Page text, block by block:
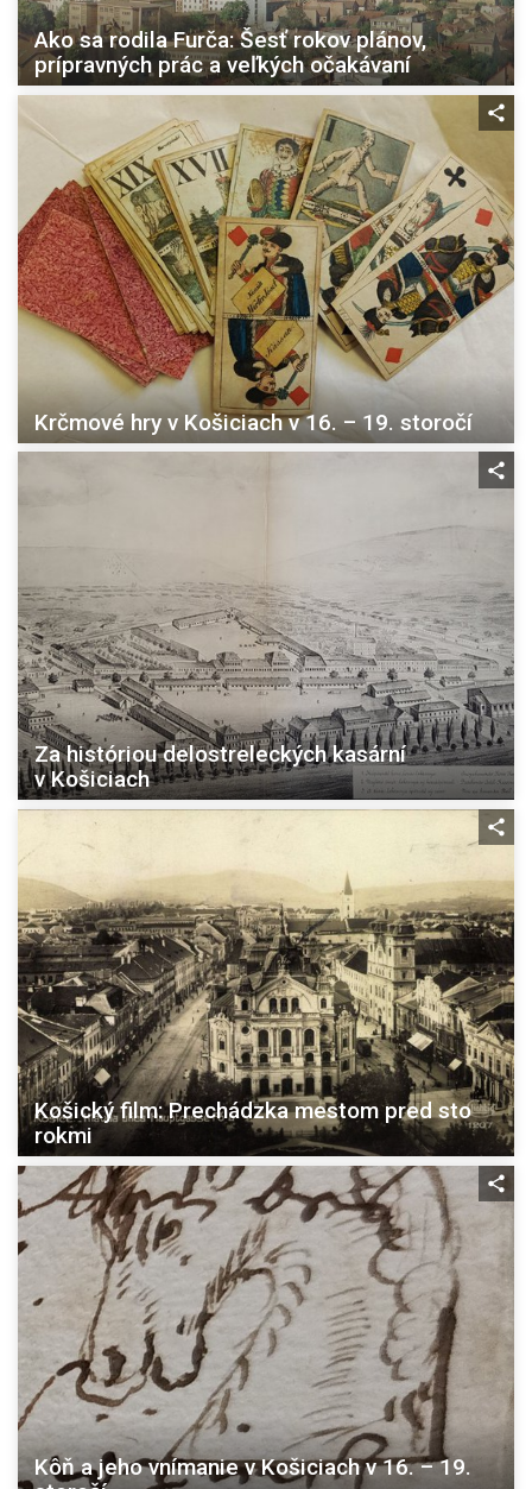
Ako sa rodila Furča: Šesť rokov plánov,
prípravných prác a veľkých očakávaní
Krčmové hry v Košiciach v 16. – 19. storočí
Za históriou delostreleckých kasární
v Košiciach
Košický film: Prechádzka mestom pred sto
rokmi
Kôň a jeho vnímanie v Košiciach v 16. – 19.